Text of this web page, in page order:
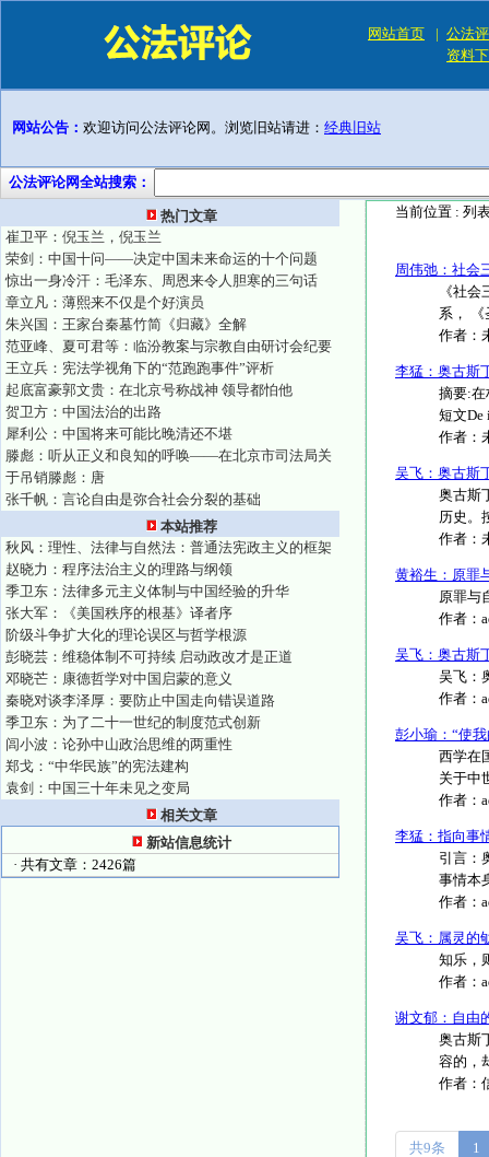
网站首页 | 公法
资料
网站公告： 欢迎访问公法评论网。浏览旧站请进： 经典旧站
公法评论网全站搜索：
热门文章
崔卫平：倪玉兰，倪玉兰
荣剑：中国十问——决定中国未来命运的十个问题
惊出一身冷汗：毛泽东、周恩来令人胆寒的三句话
章立凡：薄熙来不仅是个好演员
朱兴国：王家台秦墓竹简《归藏》全解
范亚峰、夏可君等：临汾教案与宗教自由研讨会纪要
王立兵：宪法学视角下的“范跑跑事件”评析
起底富豪郭文贵：在北京号称战神 领导都怕他
贺卫方：中国法治的出路
犀利公：中国将来可能比晚清还不堪
滕彪：听从正义和良知的呼唤——在北京市司法局关
于吊销滕彪：唐
张千帆：言论自由是弥合社会分裂的基础
本站推荐
秋风：理性、法律与自然法：普通法宪政主义的框架
赵晓力：程序法治主义的理路与纲领
季卫东：法律多元主义体制与中国经验的升华
张大军：《美国秩序的根基》译者序
阶级斗争扩大化的理论误区与哲学根源
彭晓芸：维稳体制不可持续 启动政改才是正道
邓晓芒：康德哲学对中国启蒙的意义
秦晓对谈李泽厚：要防止中国走向错误道路
季卫东：为了二十一世纪的制度范式创新
闾小波：论孙中山政治思维的两重性
郑戈：“中华民族”的宪法建构
袁剑：中国三十年未见之变局
相关文章
新站信息统计
· 共有文章：2426篇
当前位置 : 列
周伟弛：社会
《社
系， 《
作者：
李猛：奥古斯
摘要:在
短文De
作者：
吴飞：奥古斯
奥古斯
历史。
作者：
黄裕生：原罪
原罪与
作者：
吴飞：奥古斯
吴飞：
作者：
彭小瑜：“使
西学在
关于中
作者：
李猛：指向事
引言
事情
作者：
吴飞：属灵的
知乐，
作者：
谢文郁：自由
奥古斯
容的，
作者：
共9条 1